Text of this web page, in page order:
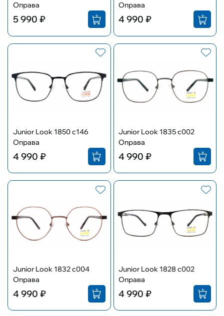
Оправа
5 990 ₽
Оправа
4 990 ₽
Junior Look 1850 c146
Оправа
4 990 ₽
Junior Look 1835 c002
Оправа
4 990 ₽
Junior Look 1832 c004
Оправа
4 990 ₽
Junior Look 1828 c002
Оправа
4 990 ₽